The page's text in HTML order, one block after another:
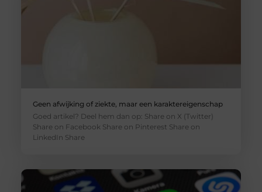
Geen afwijking of ziekte, maar een karaktereigenschap
Goed artikel? Deel hem dan op: Share on X (Twitter)
Share on Facebook Share on Pinterest Share on
LinkedIn Share